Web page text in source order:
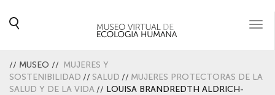
// MUSEO // MUJERES Y
SOSTENIBILIDAD // SALUD // MUJERES PROTECTORAS DE LA
SALUD Y DE LA VIDA // LOUISA BRANDREDTH ALDRICH-